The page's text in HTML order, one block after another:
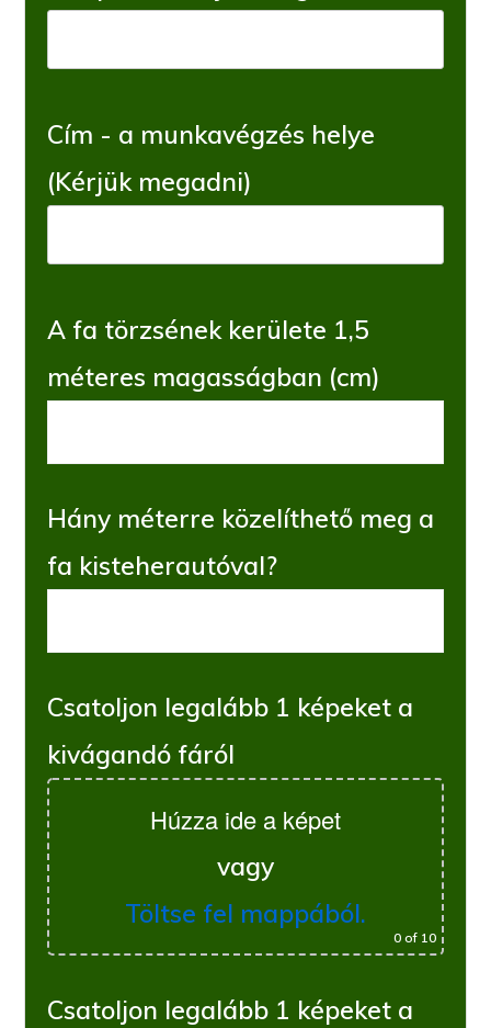
Cím - a munkavégzés helye
(Kérjük megadni)
A fa törzsének kerülete 1,5
méteres magasságban (cm)
Hány méterre közelíthető meg a
fa kisteherautóval?
Csatoljon legalább 1 képeket a
kivágandó fáról
Húzza ide a képet
vagy
Töltse fel mappából.
0of 10
Csatoljon legalább 1 képeket a